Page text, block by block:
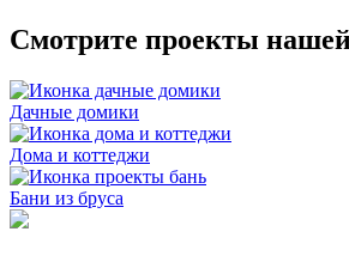
Смотрите проекты
Дачные домики
Дома и коттеджи
Бани из бруса